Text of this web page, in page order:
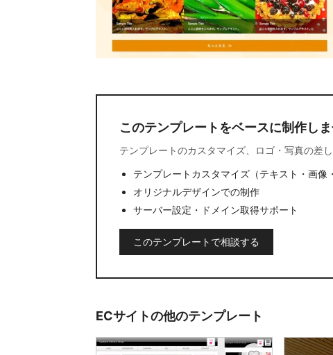
このテンプレートをベースに制作し
テンプレートのカスタマイズ、ロゴ・写真の差
テンプレートカスタマイズ（テキスト・画像
オリジナルデザインでの制作
サーバー設定・ドメイン取得サポート
このテンプレートで相談する
ECサイトの他のテンプレート